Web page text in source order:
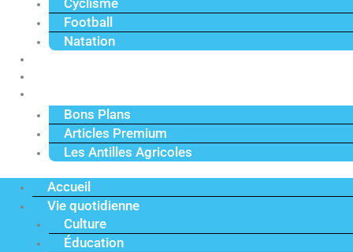
Cyclisme
Football
Natation
Bons Plans
Articles Premium
Les Antilles Agricoles
Accueil
Vie quotidienne
Culture
Éducation